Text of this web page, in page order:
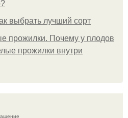
выбрать лучший сорт
прожилки. Почему у плодов
прожилки внутри